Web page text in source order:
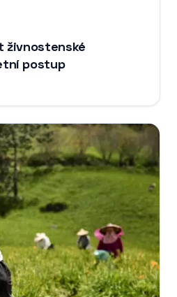
živnostenské
postup